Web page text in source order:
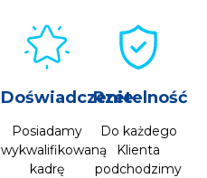
Doświadczenie
Posiadamy
wykwalifikowaną
kadrę
Rzetelność
Do każdego
Klienta
podchodzimy